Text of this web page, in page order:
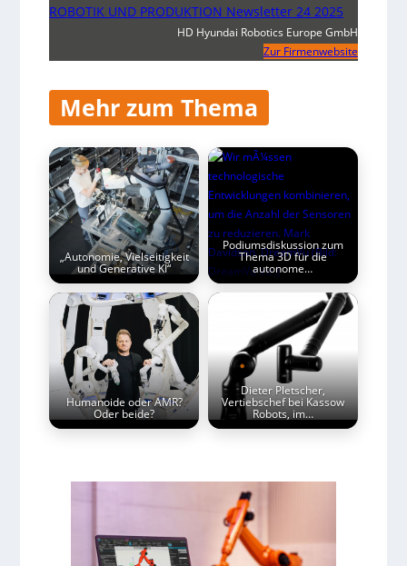
ROBOTIK UND PRODUKTION Newsletter 24 2025
HD Hyundai Robotics Europe GmbH
Zur Firmenwebsite
Mehr zum Thema
„Autonomie, Vielseitigkeit
und Generative KI“
Podiumsdiskussion zum
Thema 3D für die
autonome…
Humanoide oder AMR?
Oder beide?
Dieter Pletscher,
Vertiebschef bei Kassow
Robots, im…